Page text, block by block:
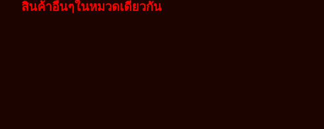
สินค้าอื่นๆในหมวดเดียวกัน